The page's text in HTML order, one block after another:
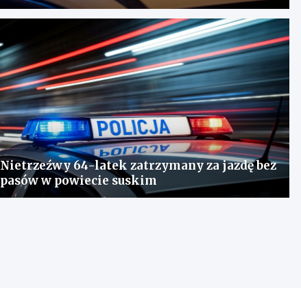
Nietrzeźwy 64-latek zatrzymany za jazdę bez
pasów w powiecie suskim